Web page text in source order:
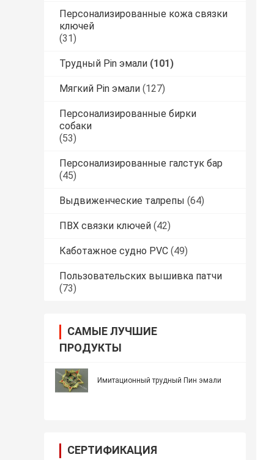
Персонализированные кожа связки
ключей
(31)
Трудный Pin эмали (101)
Мягкий Pin эмали (127)
Персонализированные бирки
собаки
(53)
Персонализированные галстук бар
(45)
Выдвиженческие талрепы (64)
ПВХ связки ключей (42)
Каботажное судно PVC (49)
Пользовательских вышивка патчи
(73)
САМЫЕ ЛУЧШИЕ
ПРОДУКТЫ
Имитационный трудный Пин эмали
СЕРТИФИКАЦИЯ